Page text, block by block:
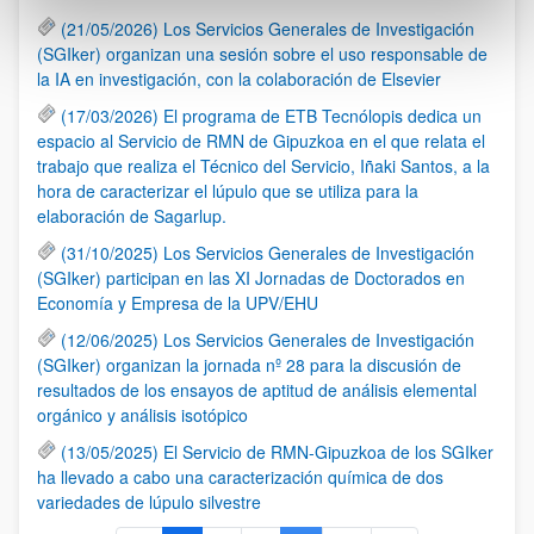
(21/05/2026) Los Servicios Generales de Investigación
(SGIker) organizan una sesión sobre el uso responsable de
la IA en investigación, con la colaboración de Elsevier
(17/03/2026) El programa de ETB Tecnólopis dedica un
espacio al Servicio de RMN de Gipuzkoa en el que relata el
trabajo que realiza el Técnico del Servicio, Iñaki Santos, a la
hora de caracterizar el lúpulo que se utiliza para la
elaboración de Sagarlup.
(31/10/2025) Los Servicios Generales de Investigación
(SGIker) participan en las XI Jornadas de Doctorados en
Economía y Empresa de la UPV/EHU
(12/06/2025) Los Servicios Generales de Investigación
(SGIker) organizan la jornada nº 28 para la discusión de
resultados de los ensayos de aptitud de análisis elemental
orgánico y análisis isotópico
(13/05/2025) El Servicio de RMN-Gipuzkoa de los SGIker
ha llevado a cabo una caracterización química de dos
variedades de lúpulo silvestre